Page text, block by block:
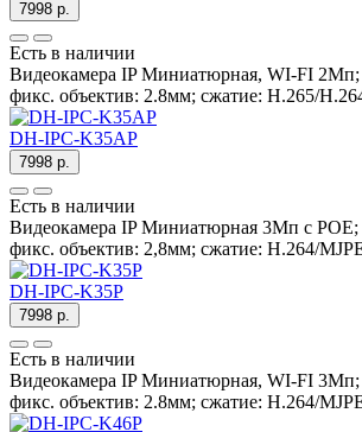
7998 р.
Есть в наличии
Видеокамера IP Миниатюрная, WI-FI
фикс. объектив: 2.8мм; сжатие: H.265/
DH-IPC-K35AP
7998 р.
Есть в наличии
Видеокамера IP Миниатюрная 3Мп c
фикс. объектив: 2,8мм; сжатие: H.264/
DH-IPC-K35P
7998 р.
Есть в наличии
Видеокамера IP Миниатюрная, WI-FI
фикс. объектив: 2.8мм; сжатие: H.264/